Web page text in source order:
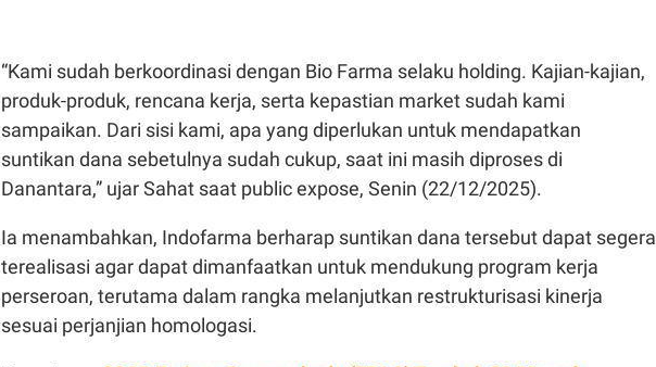
“Kami sudah berkoordinasi dengan Bio Farma selaku holding. Kajian-kajian,
produk-produk, rencana kerja, serta kepastian market sudah kami
sampaikan. Dari sisi kami, apa yang diperlukan untuk mendapatkan
suntikan dana sebetulnya sudah cukup, saat ini masih diproses di
Danantara,” ujar Sahat saat public expose, Senin (22/12/2025).
Ia menambahkan, Indofarma berharap suntikan dana tersebut dapat segera
terealisasi agar dapat dimanfaatkan untuk mendukung program kerja
perseroan, terutama dalam rangka melanjutkan restrukturisasi kinerja
sesuai perjanjian homologasi.